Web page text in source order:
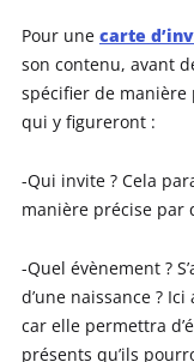
Pour une carte
son contenu, avant
spécifier de manière
qui y figureront :
-Qui invite ? Cela
manière précise par
-Quel évènement ?
d’une naissance ?
car elle permettra
présents qu’ils